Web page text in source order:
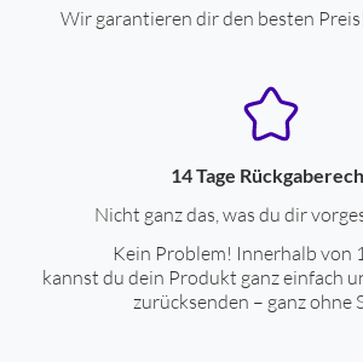
Wir garantieren dir den besten
14 Tage
Nicht ganz das, was du dir
Kein Problem! Innerhalb von
kannst du dein Produkt ganz einfach
zurücksenden – ganz ohne